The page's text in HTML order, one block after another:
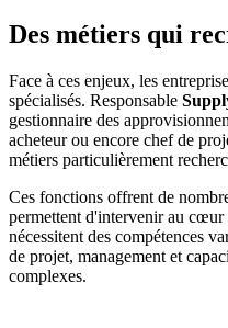
Des métiers qui
Face à ces enjeux, les
spécialisés. Responsable
gestionnaire des
acheteur ou encore chef de
métiers particulièrement
Ces fonctions offrent de
permettent d'intervenir au cœur
nécessitent des compétences
de projet, management et
complexes.